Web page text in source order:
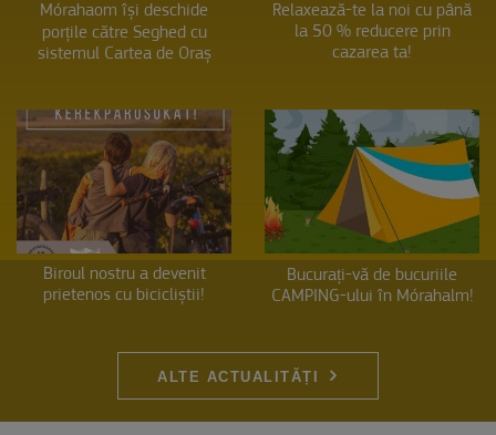
Mórahaom își deschide
porțile către Seghed cu
sistemul Cartea de Oraș
Relaxează-te la noi cu până
la 50 % reducere prin
cazarea ta!
Biroul nostru a devenit
prietenos cu bicicliștii!
Bucurați-vă de bucuriile
CAMPING-ului în Mórahalm!
ALTE ACTUALITĂȚI